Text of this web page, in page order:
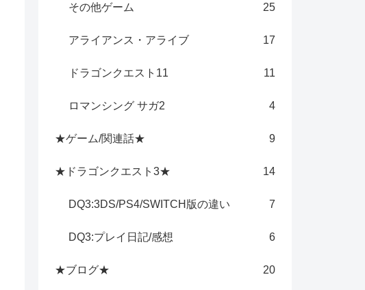
その他ゲーム 25
アライアンス・アライブ 17
ドラゴンクエスト11 11
ロマンシング サガ2 4
★ゲーム/関連話★ 9
★ドラゴンクエスト3★ 14
DQ3:3DS/PS4/SWITCH版の違い 7
DQ3:プレイ日記/感想 6
★ブログ★ 20